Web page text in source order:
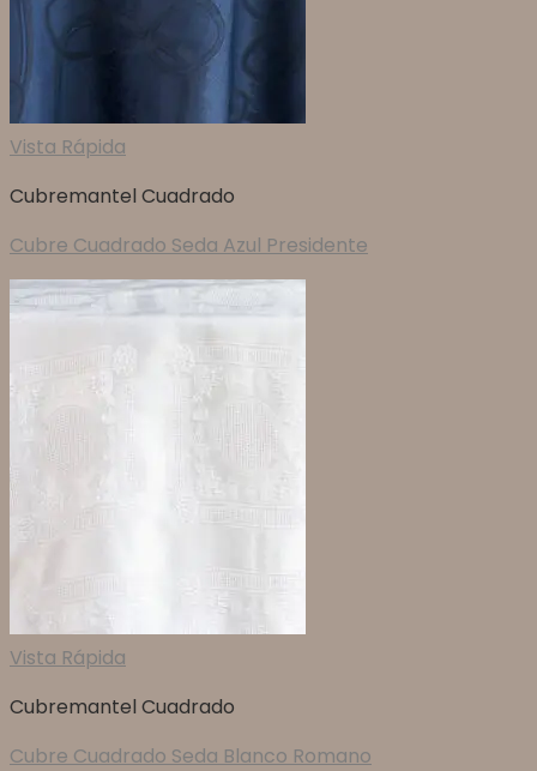
Vista Rápida
Cubremantel Cuadrado
Cubre Cuadrado Seda Azul Presidente
Vista Rápida
Cubremantel Cuadrado
Cubre Cuadrado Seda Blanco Romano